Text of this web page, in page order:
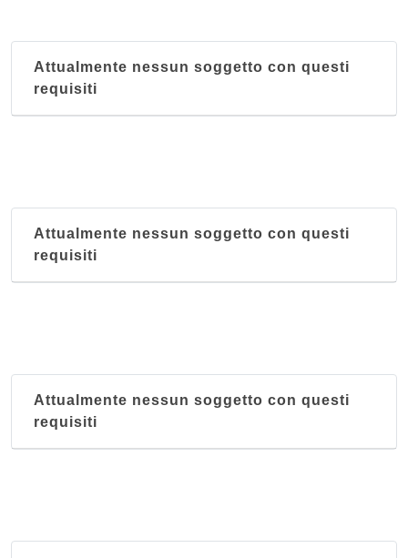
Attualmente nessun soggetto con questi
requisiti
Attualmente nessun soggetto con questi
requisiti
Attualmente nessun soggetto con questi
requisiti